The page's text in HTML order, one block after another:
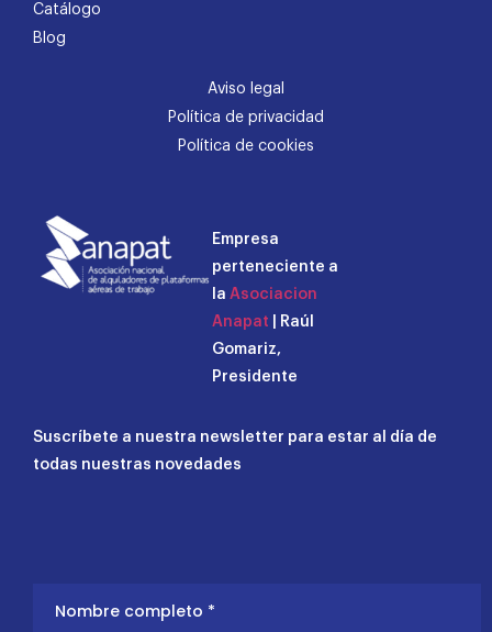
Catálogo
Blog
Aviso legal
Política de privacidad
Política de cookies
Empresa
perteneciente a
la Asociacion
Anapat | Raúl
Gomariz,
Presidente
Suscríbete a nuestra newsletter para estar al día de
todas nuestras novedades